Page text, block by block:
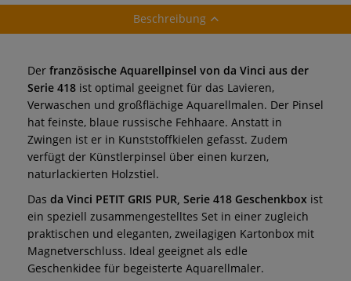
Beschreibung
Der französische Aquarellpinsel von da Vinci aus der
Serie 418 ist optimal geeignet für das Lavieren,
Verwaschen und großflächige Aquarellmalen. Der Pinsel
hat feinste, blaue russische Fehhaare. Anstatt in
Zwingen ist er in Kunststoffkielen gefasst. Zudem
verfügt der Künstlerpinsel über einen kurzen,
naturlackierten Holzstiel.
Das da Vinci PETIT GRIS PUR, Serie 418 Geschenkbox ist
ein speziell zusammengestelltes Set in einer zugleich
praktischen und eleganten, zweilagigen Kartonbox mit
Magnetverschluss. Ideal geeignet als edle
Geschenkidee für begeisterte Aquarellmaler.